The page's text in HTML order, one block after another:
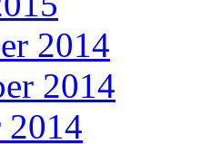
2014
2014
2014